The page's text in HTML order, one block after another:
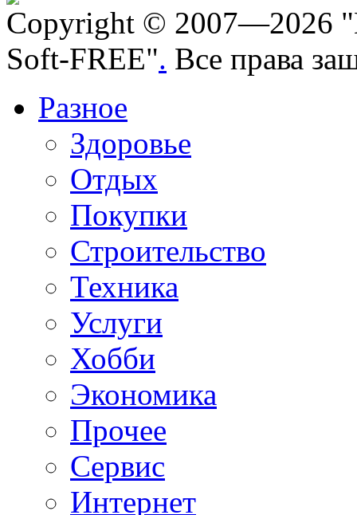
Copyright © 2007—2026
Soft-FREE". Все права
Разное
Здоровье
Отдых
Покупки
Строительство
Техника
Услуги
Хобби
Экономика
Прочее
Сервис
Интернет